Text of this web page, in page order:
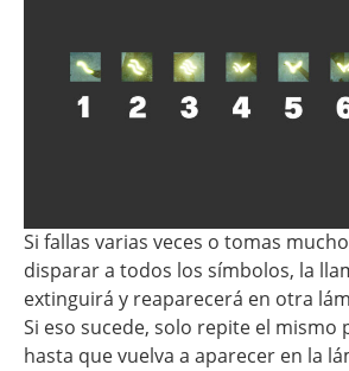
Si fallas varias veces o tomas
disparar a todos los símbolos, la
extinguirá y reaparecerá en otra
Si eso sucede, solo repite el mismo
hasta que vuelva a aparecer en la